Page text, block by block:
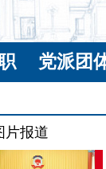
党派团
片报道